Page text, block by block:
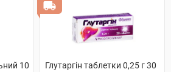
10
Глутаргін таблетки 0,25 г 30